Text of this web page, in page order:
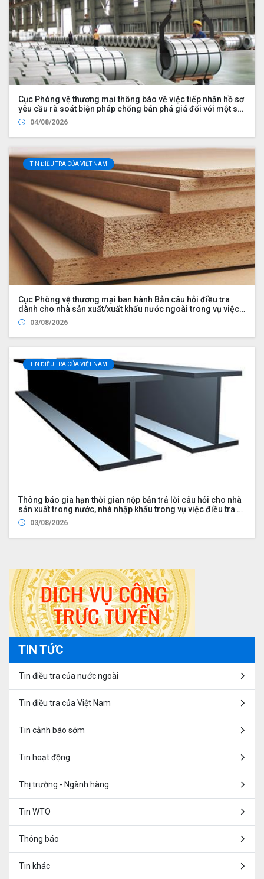
Cục Phòng vệ thương mại thông báo về việc tiếp nhận hồ sơ
yêu cầu rà soát biện pháp chống bán phá giá đối với một số
sản phẩm nhôm có xuất xứ từ Cộng hòa nhân dân Trung
Hoa
04/08/2026
TIN ĐIỀU TRA CỦA VIỆT NAM
Cục Phòng vệ thương mại ban hành Bản câu hỏi điều tra
dành cho nhà sản xuất/xuất khẩu nước ngoài trong vụ việc
rà soát nhà xuất khẩu mới trong vụ việc áp dụng biện pháp
chống bán phá giá đối với một số sản phẩm ván sợi gỗ (mã
số vụ việc NR01.AD21)
03/08/2026
TIN ĐIỀU TRA CỦA VIỆT NAM
Thông báo gia hạn thời gian nộp bản trả lời câu hỏi cho nhà
sản xuất trong nước, nhà nhập khẩu trong vụ việc điều tra rà
soát cuối kỳ việc áp dụng biện pháp chống bán phá giá đối
với một số sản phẩm thép hình chữ H có xuất xứ từ Cộng hòa
nhân dân Trung Hoa (Mã vụ việc: ER02.AD03)
03/08/2026
TIN TỨC
Tin điều tra của nước ngoài
Tin điều tra của Việt Nam
Tin cảnh báo sớm
Tin hoạt động
Thị trường - Ngành hàng
Tin WTO
Thông báo
Tin khác